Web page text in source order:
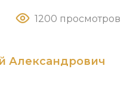
1200 просмотров
Александрович